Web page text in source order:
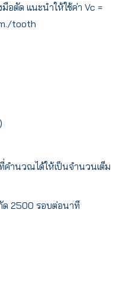
อตัด แนะนำให้ใช้ค่า Vc =
tooth
คำนวณได้ให้เป็นจำนวนเต็ม
ด 2500 รอบต่อนาที